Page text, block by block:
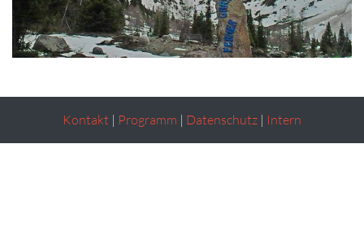
Kontakt | Programm | Datenschutz | Intern